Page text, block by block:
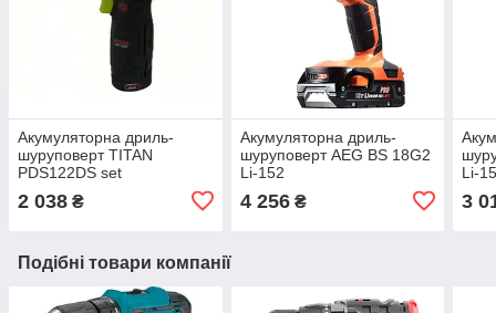
Акумуляторна дриль-
шуруповерт TITAN
PDS122DS set
2 038 ₴
Акумуляторна дриль-
шуруповерт AEG BS 18G2
Li-152
4 256₴
Li-
3
Подібні товари компанії